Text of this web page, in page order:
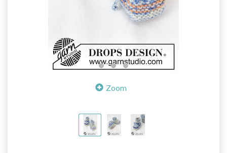
Zoom